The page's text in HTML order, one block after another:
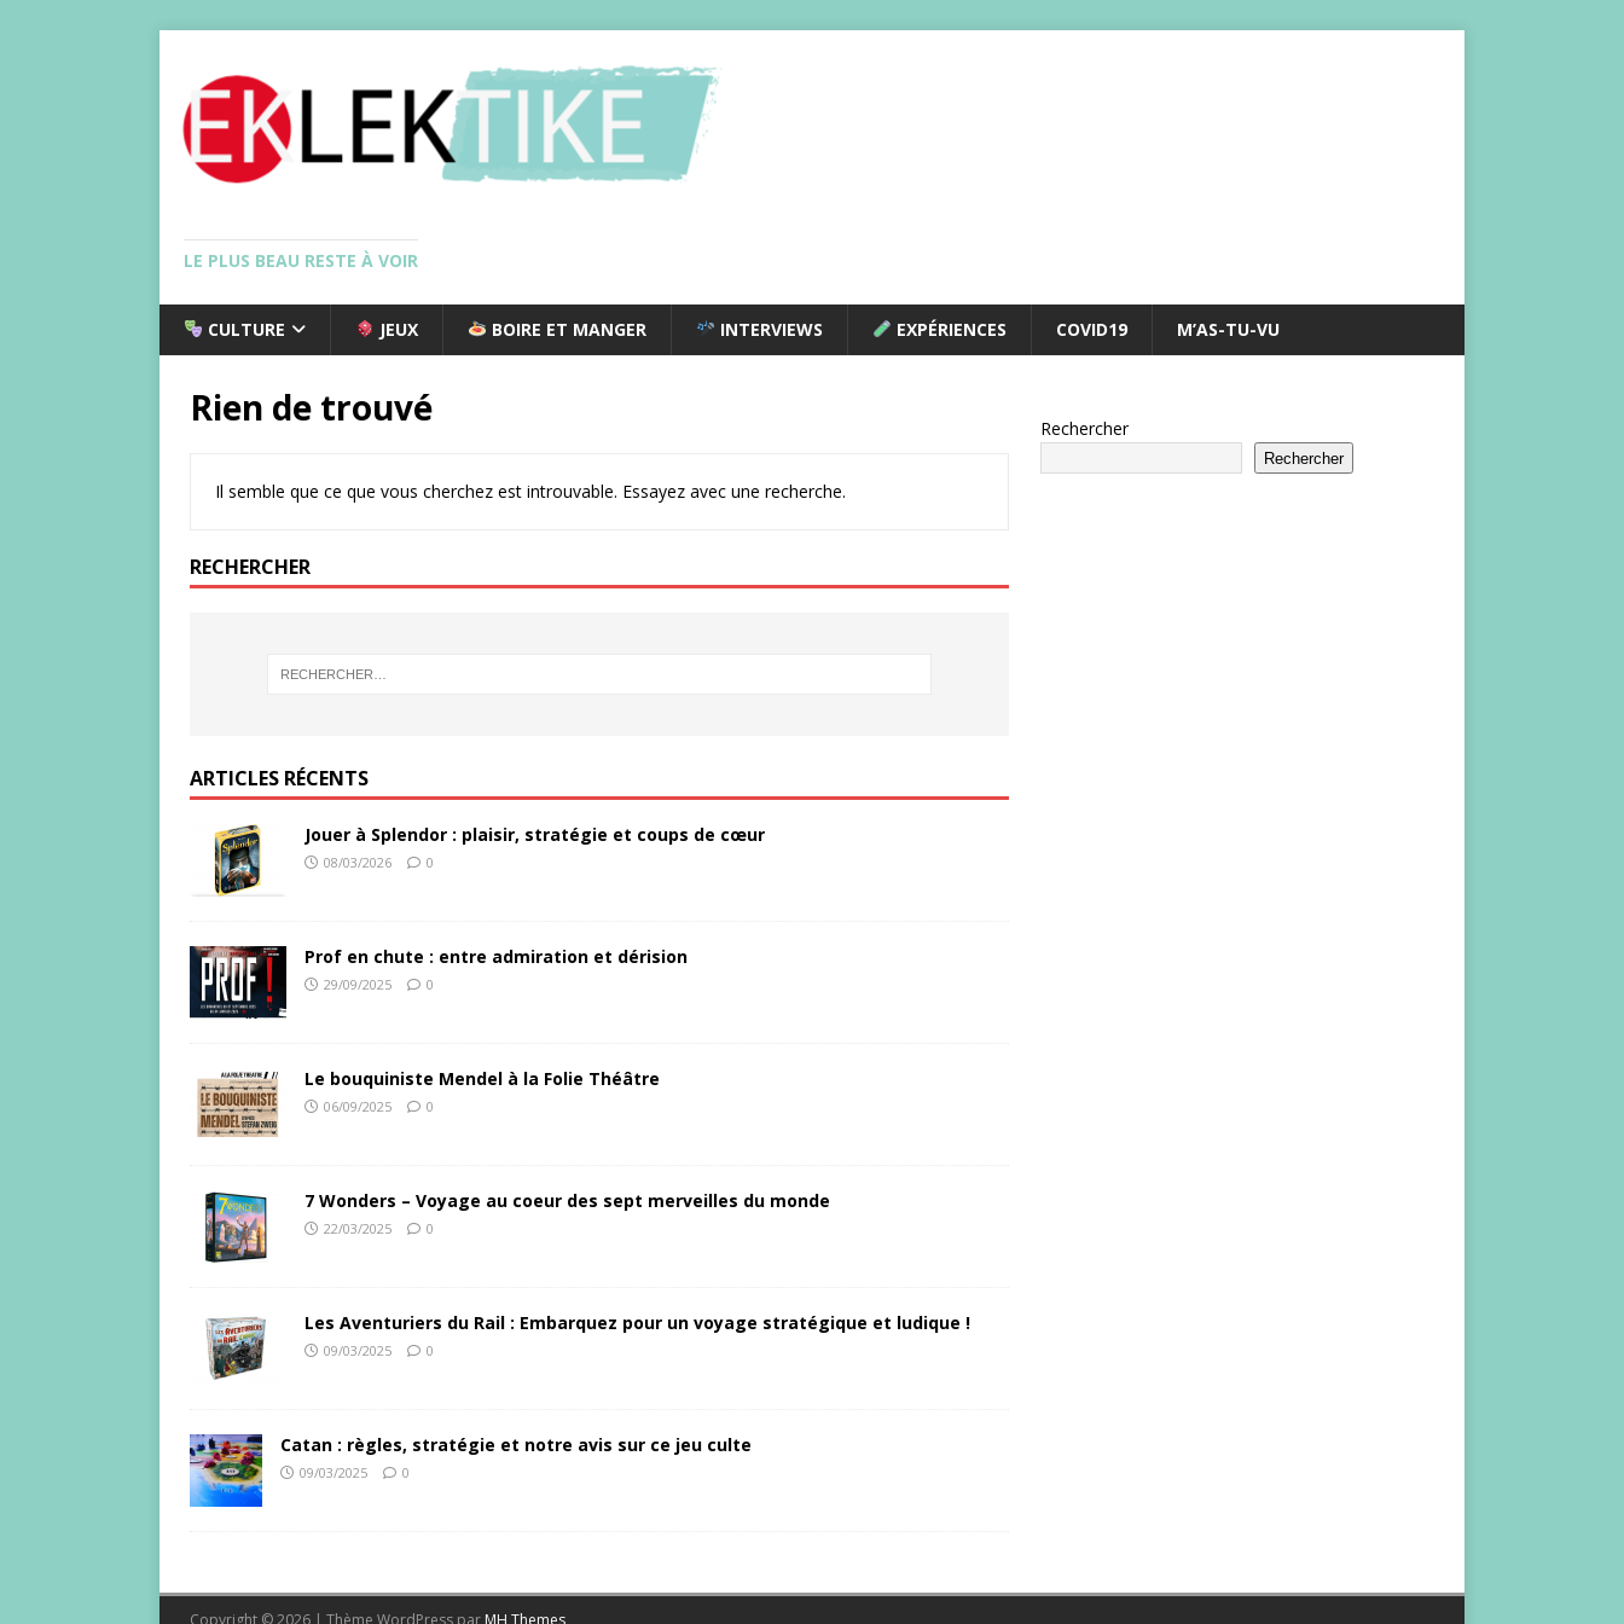
LE PLUS BEAU RESTE À VOIR
CULTURE JEUX BOIRE ET MANGER INTERVIEWS EXPÉRIENCES COVID19 M’AS-TU-VU
Rien de trouvé
Il semble que ce que vous cherchez est introuvable. Essayez avec une recherche.
RECHERCHER
ARTICLES RÉCENTS
Jouer à Splendor : plaisir, stratégie et coups de cœur
08/03/2026 0
Prof en chute : entre admiration et dérision
29/09/2025 0
Le bouquiniste Mendel à la Folie Théâtre
06/09/2025 0
7 Wonders – Voyage au coeur des sept merveilles du monde
22/03/2025 0
Les Aventuriers du Rail : Embarquez pour un voyage stratégique et ludique !
09/03/2025 0
Catan : règles, stratégie et notre avis sur ce jeu culte
09/03/2025 0
Rechercher
Rechercher
Copyright © 2026 | Thème WordPress par MH Themes